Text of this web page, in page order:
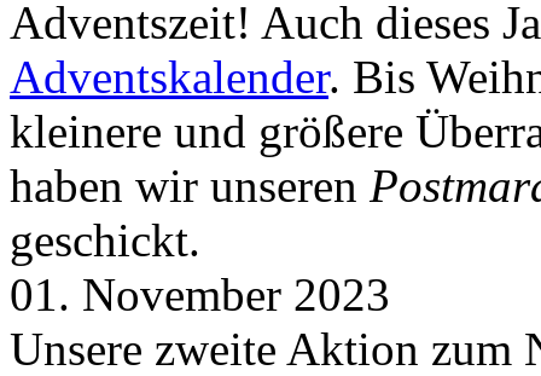
Adventszeit! Auch dieses
Adventskalender. Bis
kleinere und größere
haben wir unseren
geschickt.
01. November 2023
Unsere zweite Aktion zum